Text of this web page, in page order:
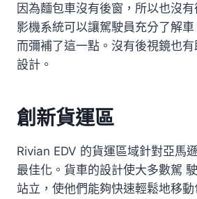
因為麵包車沒有後窗，所以也沒
影機系統可以讓駕駛員充分了解
而彌補了這一點。沒有後視鏡也
設計。
創新貨運區
Rivian EDV 的貨運區域針對亞馬
最佳化。貨車的設計使大多數駕
站立，使他們能夠快速輕鬆地移